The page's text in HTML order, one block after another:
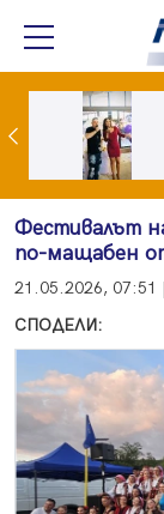
Мария и майка си построиха къща от 8000 стъклени бутилки
Фестивалът
по-мащабен
21.05.2026, 07:51
СПОДЕЛИ: